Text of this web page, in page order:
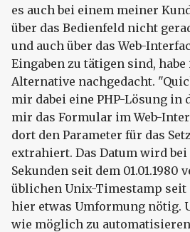
es auch bei einem meiner
über das Bedienfeld nicht
und auch über das Web-
Eingaben zu tätigen sind,
Alternative nachgedacht.
mir dabei eine PHP-Lösung in
mir das Formular im Web-
dort den Parameter für das
extrahiert. Das Datum wird
Sekunden seit dem
üblichen Unix-Timestamp seit
hier etwas Umformung nötig.
wie möglich zu